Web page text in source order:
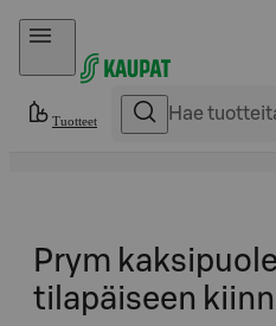
Hyppää sisältöön
Tuotteet
Prym
tilapäiseen